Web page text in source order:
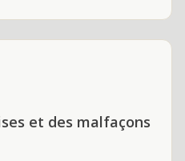
et des malfaçons